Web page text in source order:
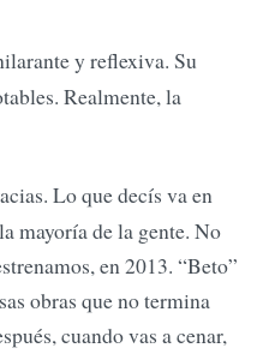
y reflexiva. Su
Realmente, la
Lo que decís va en
mayoría de la gente. No
en 2013. “Beto”
obras que no termina
cuando vas a cenar,